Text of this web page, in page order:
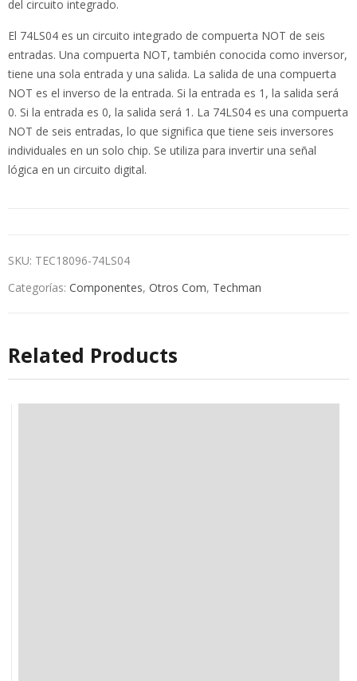
del circuito integrado.
El 74LS04 es un circuito integrado de compuerta NOT de seis
entradas. Una compuerta NOT, también conocida como inversor,
tiene una sola entrada y una salida. La salida de una compuerta
NOT es el inverso de la entrada. Si la entrada es 1, la salida será
0. Si la entrada es 0, la salida será 1. La 74LS04 es una compuerta
NOT de seis entradas, lo que significa que tiene seis inversores
individuales en un solo chip. Se utiliza para invertir una señal
lógica en un circuito digital.
SKU: TEC18096-74LS04
Categorías: Componentes, Otros Com, Techman
Related Products